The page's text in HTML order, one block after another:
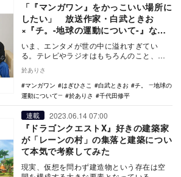
「『マンガワン』をかっこいい場所に
したい」 放送作家・白武ときお
×『チ。-地球の運動について-』など
手がけた編集者・千代田修平が語
る“ヒットの法則”
いま、エンタメが世の中に溢れすぎてい
る。テレビやラジオはもちろんのこと、
信アプ…
於ありさ
マンガワン
はぎひさこ 白武ときお
チ。 ―地球の
運動について―
於ありさ 千代田修平
連載 2023.06.14 07:00
『ドラゴンクエストX』好きの建築家
が「レーンの村」の集落と建築につい
て本気で考察してみた
現実、仮想を問わず建造物という存在は空